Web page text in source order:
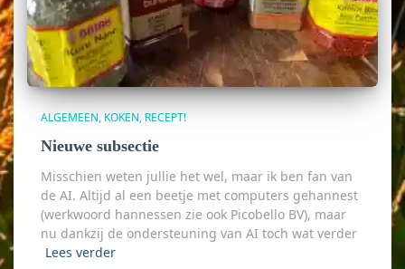
ALGEMEEN KOKEN RECEPT!
Nieuwe subsectie
Misschien weten jullie het wel, maar ik ben fan van
de AI. Altijd al een beetje met computers gehannest
(werkwoord hannessen zie ook Picobello BV), maar
nu dankzij de ondersteuning van AI toch wat verder
Lees verder